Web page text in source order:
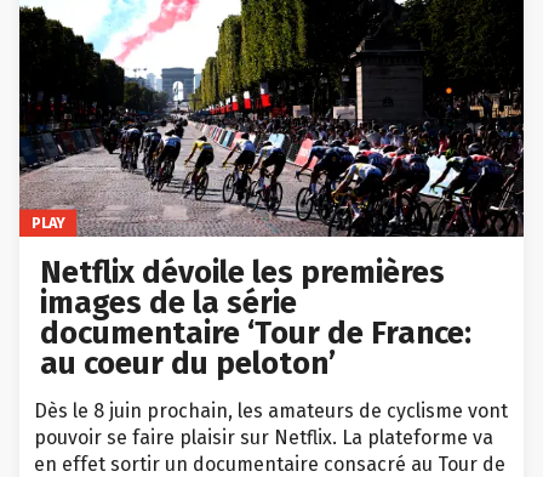
PLAY
Netflix dévoile les premières
images de la série
documentaire ‘Tour de France:
au coeur du peloton’
Dès le 8 juin prochain, les amateurs de cyclisme vont
pouvoir se faire plaisir sur Netflix. La plateforme va
en effet sortir un documentaire consacré au Tour de